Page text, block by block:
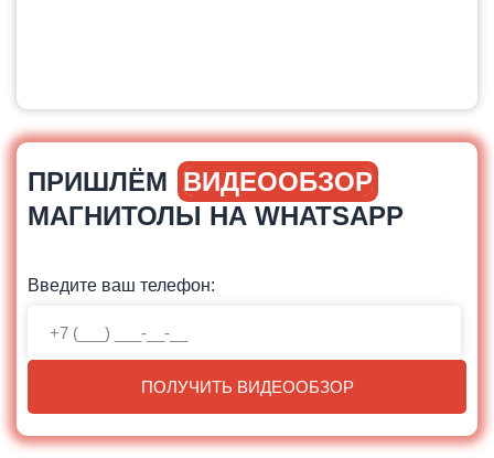
ПРИШЛЁМ ВИДЕООБЗОР
МАГНИТОЛЫ НА WHATSAPP
Введите ваш телефон:
ПОЛУЧИТЬ ВИДЕООБЗОР